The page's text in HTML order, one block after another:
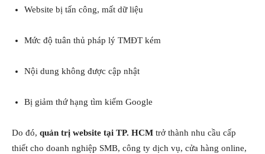
Website bị tấn công, mất dữ liệu
Mức độ tuân thủ pháp lý TMĐT kém
Nội dung không được cập nhật
Bị giảm thứ hạng tìm kiếm Google
Do đó, quản trị website tại TP. HCM trở thành nhu cầu cấp
thiết cho doanh nghiệp SMB, công ty dịch vụ, cửa hàng online,